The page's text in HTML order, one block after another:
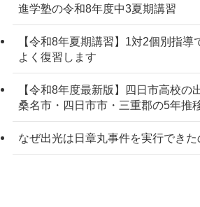
進学塾の令和8年度中3夏期講習
【令和8年夏期講習】1対2個別指
よく復習します
【令和8年度最新版】四日市高校の
桑名市・四日市市・三重郡の5年推
なぜ出光は日章丸事件を実行できた